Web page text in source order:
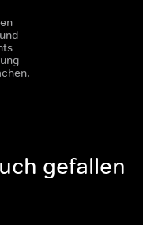
gefallen